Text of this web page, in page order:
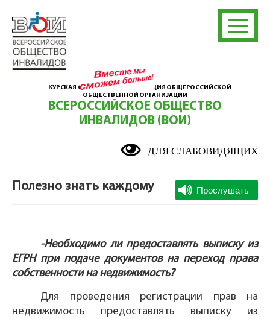
КУРСКАЯ ОБЛАСТНАЯ ОРГАНИЗАЦИЯ ОБЩЕРОССИЙСКОЙ
ОБЩЕСТВЕННОЙ ОРГАНИЗАЦИИ
ВСЕРОССИЙСКОЕ ОБЩЕСТВО
ИНВАЛИДОВ (ВОИ)
ДЛЯ СЛАБОВИДЯЩИХ
Полезно знать каждому
-Необходимо ли предоставлять выписку из
ЕГРН при подаче документов на переход права
собственности на недвижимость?
Для проведения регистрации прав на
недвижимость предоставлять выписку из